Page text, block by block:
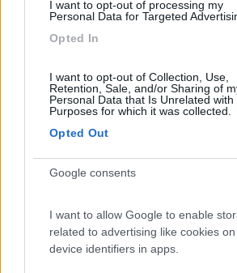
I want to opt-out of processing my
Personal Data for Targeted
Opted In
I want to opt-out of Collection, Use,
Retention, Sale, and/or Sharing of
Personal Data that Is Unrelated with
Purposes for which it was collected.
Opted Out
Google consents
I want to allow Google to enable
related to advertising like cookies
device identifiers in apps.
morodirho
Inserito il24/06/2018 alle:16:33:26
In risposta al messaggio diemodadel24/06/
Grazie mille a tutti x le info. Buona domenica e
eventualmente , poco prima di arrivare al
dx un passaggio a livello ,mentre alla tua
spiazzo ,ma utile per una notte)
mala tempora currunt, sed peiora parantur